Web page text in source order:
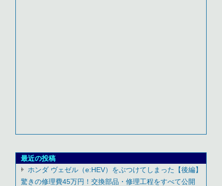
最近の投稿
ホンダ ヴェゼル（e:HEV）をぶつけてしまった【後編】
驚きの修理費45万円！交換部品・修理工程をすべて公開